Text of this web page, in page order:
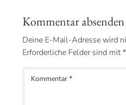
Kommentar absenden
Deine E-Mail-Adresse wird
Erforderliche Felder sind mit*